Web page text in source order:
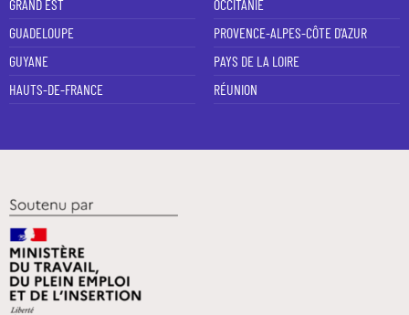
GRAND EST
GUADELOUPE
GUYANE
HAUTS-DE-FRANCE
OCCITANIE
PROVENCE-ALPES-CÔTE D'AZUR
PAYS DE LA LOIRE
RÉUNION